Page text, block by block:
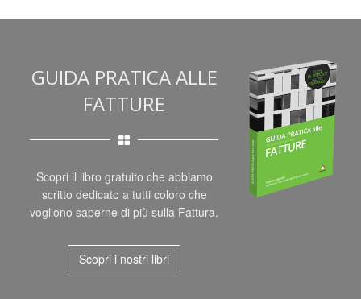
GUIDA PRATICA ALLE
FATTURE
Scopri il libro gratuito che abbiamo
scritto dedicato a tutti coloro che
vogliono saperne di più sulla Fattura.
Scopri i nostri libri